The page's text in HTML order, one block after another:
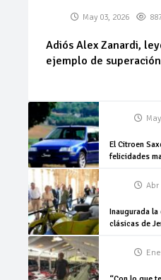
May 03, 2026
Adiós Alex Zanardi,
ejemplo de superación
El Citroen
felicidades
Abr
Inaugurada
clásicas de